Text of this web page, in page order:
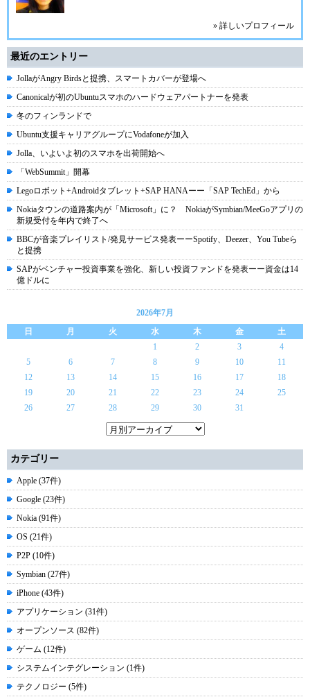
» 詳しいプロフィール
最近のエントリー
JollaがAngry Birdsと提携、スマートカバーが登場へ
Canonicalが初のUbuntuスマホのハードウェアパートナーを発表
冬のフィンランドで
Ubuntu支援キャリアグループにVodafoneが加入
Jolla、いよいよ初のスマホを出荷開始へ
「WebSummit」開幕
Legoロボット+Androidタブレット+SAP HANAーー「SAP TechEd」から
Nokiaタウンの道路案内が「Microsoft」に？ NokiaがSymbian/MeeGoアプリの
新規受付を年内で終了へ
BBCが音楽プレイリスト/発見サービス発表ーーSpotify、Deezer、You Tubeら
と提携
SAPがベンチャー投資事業を強化、新しい投資ファンドを発表ーー資金は14
億ドルに
2026年7月
日
月 火 水 木 金
土
1
2 3
4
5
6 7 8 9 10
11
12
13 14 15 16 17
18
19
20 21 22 23 24
25
26
27 28 29 30 31
カテゴリー
Apple (37件)
Google (23件)
Nokia (91件)
OS (21件)
P2P (10件)
Symbian (27件)
iPhone (43件)
アプリケーション (31件)
オープンソース (82件)
ゲーム (12件)
システムインテグレーション (1件)
テクノロジー (5件)